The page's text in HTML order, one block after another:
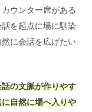
ウンター席がある
を起点に場に馴染
に会話を広げたい
の文脈が作りやす
自然に場へ入りや